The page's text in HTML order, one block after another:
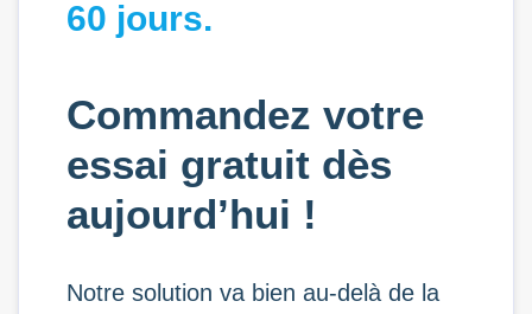
60 jours.
Commandez votre
essai gratuit dès
aujourd’hui !
Notre solution va bien au-delà de la